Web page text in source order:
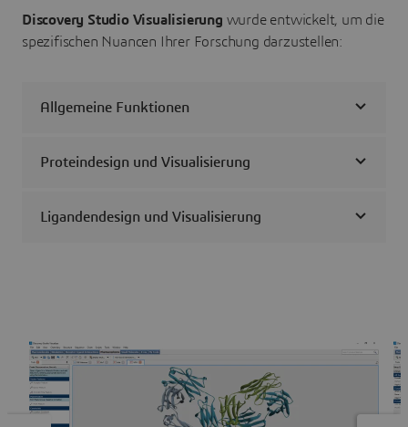
Discovery Studio Visualisierung wurde entwickelt, um die
spezifischen Nuancen Ihrer Forschung darzustellen:
Allgemeine Funktionen
Proteindesign und Visualisierung
Ligandendesign und Visualisierung